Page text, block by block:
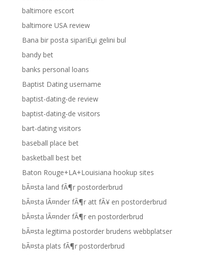
baltimore escort
baltimore USA review
Bana bir posta sipariЕџi gelini bul
bandy bet
banks personal loans
Baptist Dating username
baptist-dating-de review
baptist-dating-de visitors
bart-dating visitors
baseball place bet
basketball best bet
Baton Rouge+LA+Louisiana hookup sites
bÃ¤sta land fÃ¶r postorderbrud
bÃ¤sta lÃ¤nder fÃ¶r att fÃ¥ en postorderbrud
bÃ¤sta lÃ¤nder fÃ¶r en postorderbrud
bÃ¤sta legitima postorder brudens webbplatser
bÃ¤sta plats fÃ¶r postorderbrud